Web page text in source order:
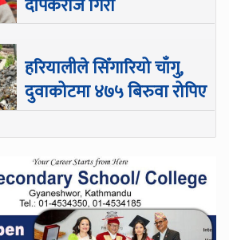
दीपकराज गिरी
हरियालीले सिँगारियो चाँगु,
दुवाकोटमा ४७५ बिरुवा रोपिए